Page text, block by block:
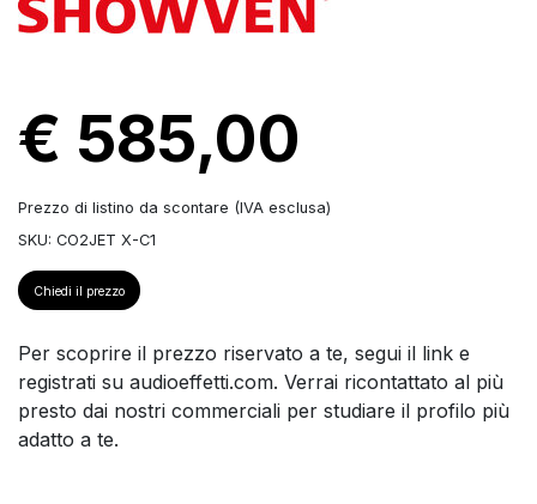
€ 585,00
Prezzo di listino da scontare (IVA esclusa)
SKU: CO2JET X-C1
Chiedi il prezzo
Per scoprire il prezzo riservato a te, segui il link e
registrati su audioeffetti.com. Verrai ricontattato al più
presto dai nostri commerciali per studiare il profilo più
adatto a te.